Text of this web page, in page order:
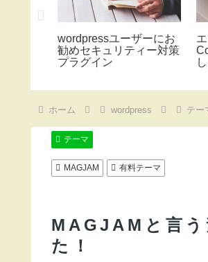
wordpressユーザーにお
勧めセキュリティー対策
プラグイン
ホーム wordpress テー
テーマ
MAGJAM 有料テーマ
MAGJAMと言
た！